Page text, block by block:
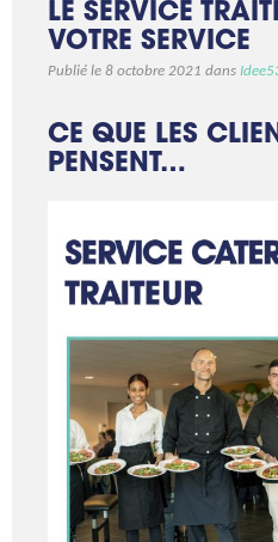
LE SERVICE
VOTRE SERVICE
Publié le 8 octobre 2021 dans
CE QUE LES
PENSENT…